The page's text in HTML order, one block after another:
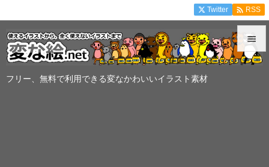
フリー、無料で利用できる変なかわいいイラスト素材


Twitter  RSS